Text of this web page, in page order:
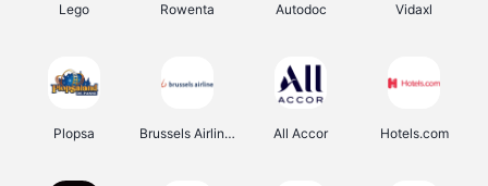
Lego Rowenta Autodoc Vidaxl
Plopsa Brussels Airlines All Accor Hotels.com